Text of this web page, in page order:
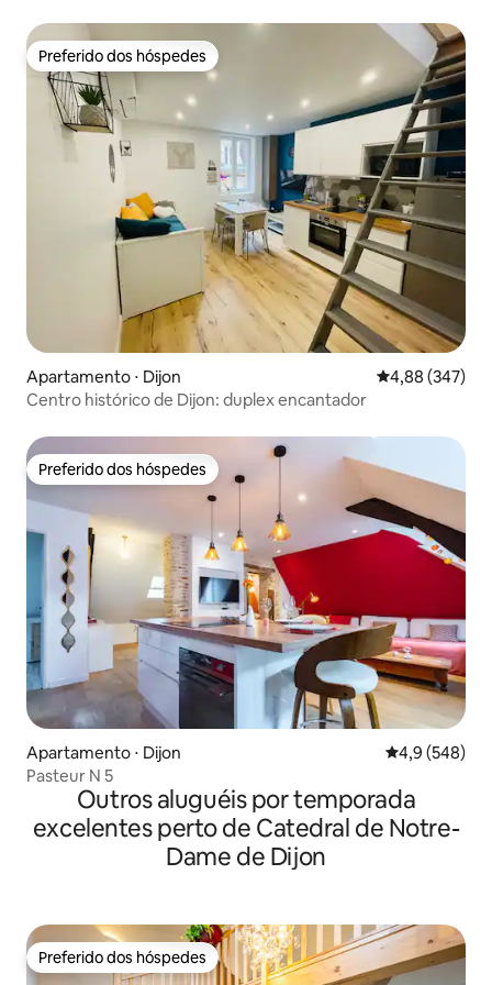
Preferido dos hóspedes
Preferido dos hóspedes
Apartamento ⋅ Dijon 4,88 de uma
4,88 (347)
Centro histórico de Dijon: duplex encantador
Preferido dos hóspedes
Preferido dos hóspedes
Apartamento ⋅ Dijon 4,9 de uma
4,9 (548)
Pasteur N 5
Outros aluguéis por temporada
excelentes perto de Catedral de Notre-
Dame de Dijon
Preferido dos hóspedes
Preferido dos hóspedes